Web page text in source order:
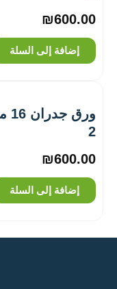
₪600.00
إضافة إلى السلة
2
₪600.00
إضافة إلى السلة